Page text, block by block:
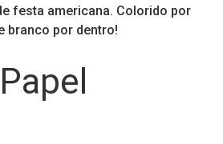
festa americana. Colorido por
branco por dentro!
Papel